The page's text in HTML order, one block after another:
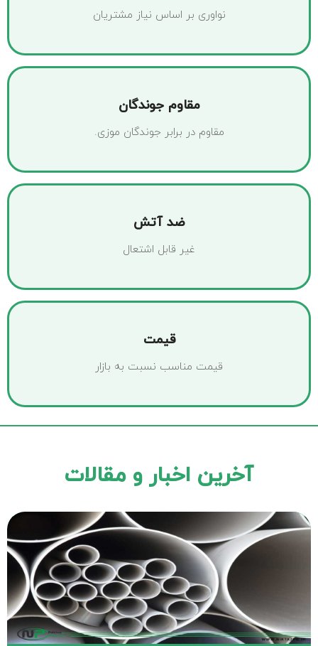
نواوری بر اساس نیاز مشتریان
مقاوم جوندگان
مقاوم در برابر جوندگان موزی.
ضد آتش
غیر قابل اشتعال
قیمت
قیمت مناسب نسبت به بازار
آخرین اخبار و مقالات